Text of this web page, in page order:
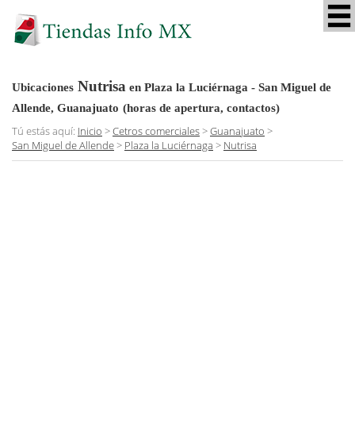
Ubicaciones Nutrisa en Plaza la Luciérnaga - San Miguel de
Allende, Guanajuato (horas de apertura, contactos)
Tú estás aquí: Inicio >Cetros comerciales>Guanajuato >
San Miguel de Allende> Plaza la Luciérnaga > Nutrisa